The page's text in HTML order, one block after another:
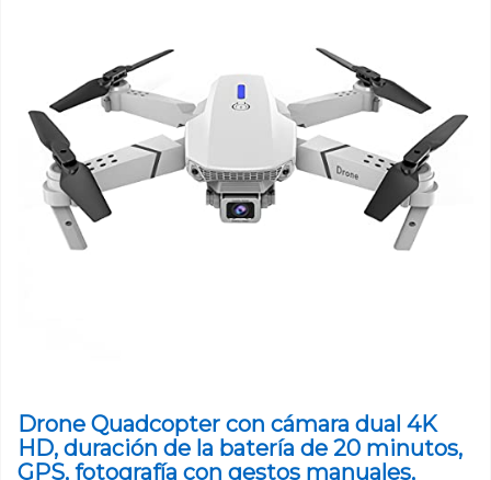
Drone Quadcopter con cámara dual 4K
HD, duración de la batería de 20 minutos,
GPS, fotografía con gestos manuales,